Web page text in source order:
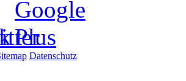
Datenschutz